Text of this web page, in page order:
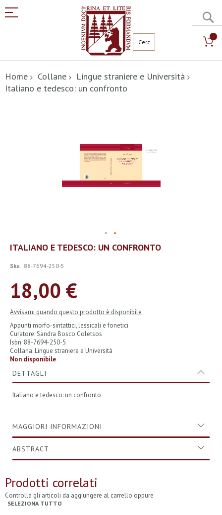
al
contenuto
Home Collane
Lingue straniere e Università
Italiano e tedesco: un confronto
Vai
all'inizio
galleria
immagini
ITALIANO E TEDESCO: UN CONFRONTO
Sku 88-7694-250-5
18,00 €
Avvisami quando questo prodotto è disponibile
Appunti morfo-sintattici, lessicali e fonetici
Curatore: Sandra Bosco Coletsos
Isbn: 88-7694-250-5
Collana: Lingue straniere e Università
Non disponibile
DETTAGLI
Italiano e tedesco: un confronto
MAGGIORI INFORMAZIONI
ABSTRACT
Prodotti correlati
Controlla gli articoli da aggiungere al carrello oppure
SELEZIONA TUTTO